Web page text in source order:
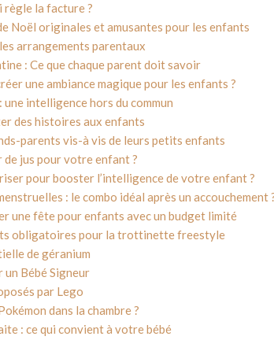
règle la facture ?
Noël originales et amusantes pour les enfants
arrangements parentaux
: Ce que chaque parent doit savoir
une ambiance magique pour les enfants ?
intelligence hors du commun
des histoires aux enfants
parents vis-à vis de leurs petits enfants
jus pour votre enfant ?
pour booster l’intelligence de votre enfant ?
: le combo idéal après un accouchement
une fête pour enfants avec un budget limité
obligatoires pour la trottinette freestyle
de géranium
Bébé Signeur
par Lego
dans la chambre ?
: ce qui convient à votre bébé